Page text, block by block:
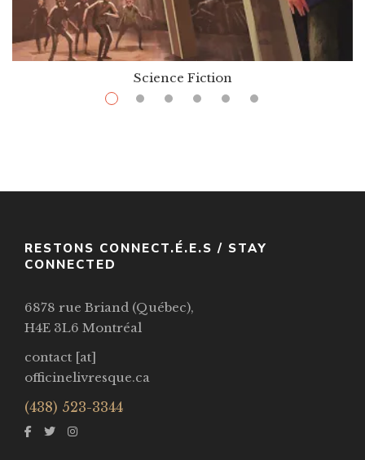
Science Fiction
$ 8.99 $26.99
RESTONS CONNECT.É.E.S / STAY
CONNECTED
6878 rue Briand (Québec),
H4E 3L6 Montréal
contact [at]
officinelivresque.ca
(438) 523-3344